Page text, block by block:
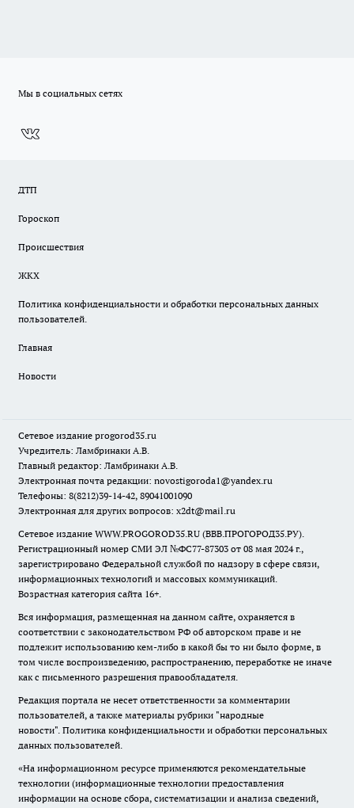
Мы в социальных сетях
ДТП
Гороскоп
Происшествия
ЖКХ
Политика конфиденциальности и обработки персональных данных
пользователей.
Главная
Новости
Сетевое издание progorod35.ru
Учредитель: Ламбринаки А.В.
Главный редактор: Ламбринаки А.В.
Электронная почта редакции: novostigoroda1@yandex.ru
Телефоны: 8(8212)39-14-42, 89041001090
Электронная для других вопросов: x2dt@mail.ru
Сетевое издание WWW.PROGOROD35.RU (ВВВ.ПРОГОРОД35.РУ).
Регистрационный номер СМИ ЭЛ №ФС77-87303 от 08 мая 2024 г.,
зарегистрировано Федеральной службой по надзору в сфере связи,
информационных технологий и массовых коммуникаций.
Возрастная категория сайта 16+.
Вся информация, размещенная на данном сайте, охраняется в
соответствии с законодательством РФ об авторском праве и не
подлежит использованию кем-либо в какой бы то ни было форме, в
том числе воспроизведению, распространению, переработке не иначе
как с письменного разрешения правообладателя.
Редакция портала не несет ответственности за комментарии
пользователей, а также материалы рубрики "народные
новости". Политика конфиденциальности и обработки персональных
данных пользователей.
«На информационном ресурсе применяются рекомендательные
технологии (информационные технологии предоставления
информации на основе сбора, систематизации и анализа сведений,